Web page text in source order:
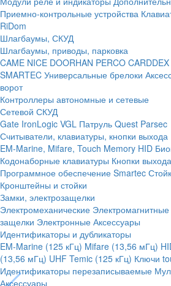
Приемно-контрольные устройства
RiDom
Шлагбаумы, СКУД
Шлагбаумы, приводы, парковка
CAME NICE DOORHAN PERCO CARDDEX
SMARTEC Универсальные брелоки
ворот
Контроллеры автономные и сетевые
Сетевой СКУД
Gate IronLogic VGL Патруль Quest Parsec
Считыватели, клавиатуры, кнопки выхода
EM-Marine, Mifare, Touch Memory HID
Кодонаборные клавиатуры Кнопки выхода
Программное обеспечение Smartec
Кронштейны и стойки
Замки, электрозащелки
Электромеханические Электромагнитные
защелки Электронные Аксессуары
Идентификаторы и дубликаторы
EM-Marine (125 кГц) Mifare (13,56 мГц)
(13,56 мГц) UHF Temic (125 кГц) Ключи
Идентификаторы перезаписываемые
Аксессуары